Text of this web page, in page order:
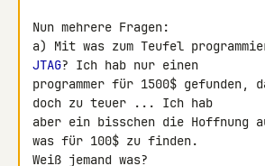
Nun mehrere Fragen:
JTAG? Ich hab nur einen
programmer für 1500$ gefunden,
doch zu teuer ... Ich hab
aber ein bisschen die Hoffnung
was für 100$ zu finden.
Weiß jemand was?